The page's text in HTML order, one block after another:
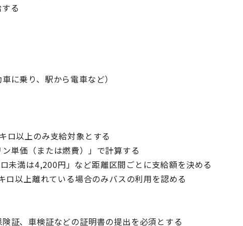
る
に乗り、駅から電車など）
ロ以上のみ支給対象とする
単価（または燃費）」で計算する
未満は4,200円」など距離区間ごとに支給額を決める
ロ以上離れている場合のみバスの利用を認める
証、車検証などの証明書の提出を必須とする